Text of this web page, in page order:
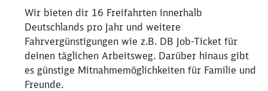
Wir bieten dir 16 Freifahrten innerhalb
Deutschlands pro Jahr und weitere
Fahrvergünstigungen wie z.B. DB Job-Ticket für
deinen täglichen Arbeitsweg. Darüber hinaus gibt
es günstige Mitnahmemöglichkeiten für Familie und
Freunde.
Schließen
Möchten Sie zuweitergeleitet
werden?